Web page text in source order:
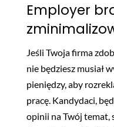
Employer
Jeśli Twoja firma
nie będziesz musiał
pieniędzy, aby
pracę. Kandydaci,
opinii na Twój temat,